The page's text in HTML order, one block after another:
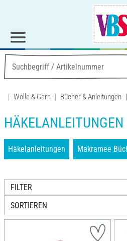
Wolle & Garn Bücher & Anleitungen
HÄKELANLEITUNGEN
Häkelanleitungen Makramee
FILTER
SORTIEREN